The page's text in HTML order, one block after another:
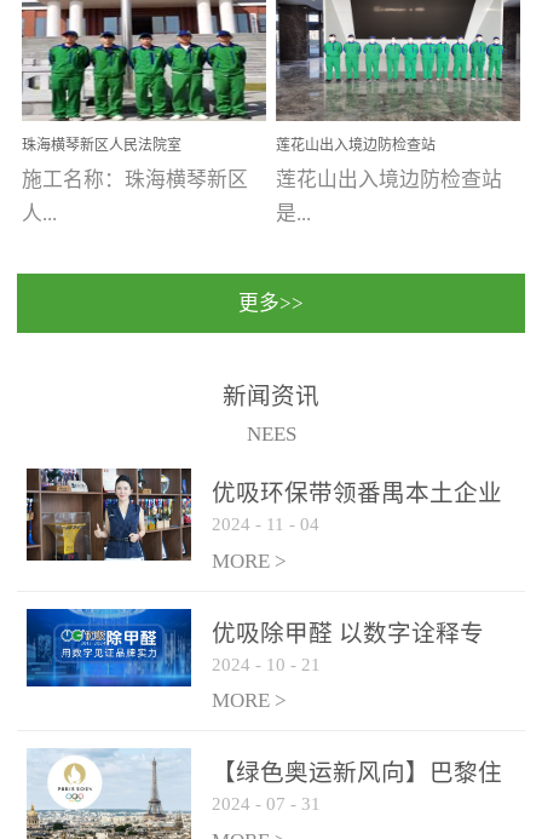
支优势优吸环保是一棵正
茁壮成长的树，只要我们
人人都爱护她、珍惜她、
她将越来越枝繁叶茂，终
将会成为一棵参天大树！
优吸环保截止2020年拥有
全国600家网点分支机构。
【东莞美豪雅致酒店】室
内空气治理项目东莞美豪
雅致酒店 东莞美豪雅
致酒店是为中高端人士...
学广州校区室内空气治
理 工程案例地址：广
州南沙区·香港科技大学(广
州)校区 工程案...
珠海横琴新区人民法院室
内除甲醛空气治理项目
施工名称：珠海横琴新区
人...
民法院室内除甲醛空气治
保施工日期：2020年1月珠
莲花山出入境边防检查站
室内除甲醛空气治理项目
莲花山出入境边防检查站
是...
国家通过设在对外开放口
（及各出入境边防检查
更多>>
新闻资讯
NEES
优吸环保带领番禺本​土企业
勇敢破局向“新”
2024 - 11 - 04
MORE >
优吸除甲醛 以数字诠释专
业，尽显除醛品牌实力！
2024 - 10 - 21
MORE >
【绿色奥运新风向】巴黎住
宿风波：优吸环保共建健康
2024 - 07 - 31